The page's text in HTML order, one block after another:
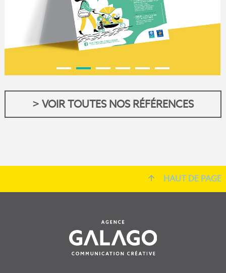
> VOIR TOUTES NOS RÉFÉRENCES
HAUT DE PAGE